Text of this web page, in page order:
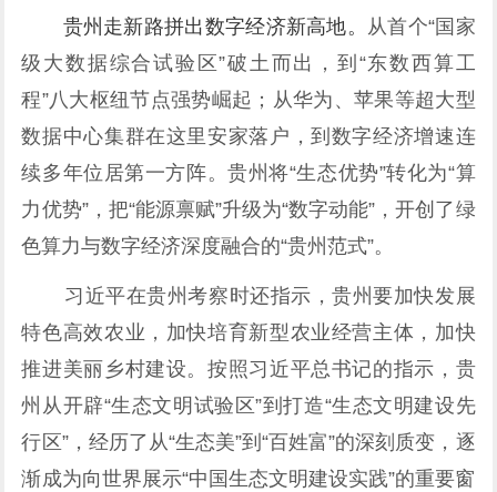
贵州走新路拼出数字经济新高地。 从首个“国家
级大数据综合试验区”破土而出，到“东数西算工
程”八大枢纽节点强势崛起；从华为、苹果等超大型
数据中心集群在这里安家落户，到数字经济增速连
续多年位居第一方阵。贵州将“生态优势”转化为“算
力优势”，把“能源禀赋”升级为“数字动能”，开创了绿
色算力与数字经济深度融合的“贵州范式”。
习近平在贵州考察时还指示，贵州要加快发展
特色高效农业，加快培育新型农业经营主体，加快
推进美丽乡村建设。按照习近平总书记的指示，贵
州从开辟“生态文明试验区”到打造“生态文明建设先
行区”，经历了从“生态美”到“百姓富”的深刻质变，逐
渐成为向世界展示“中国生态文明建设实践”的重要窗